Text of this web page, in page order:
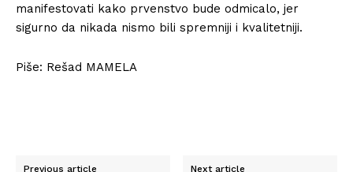
manifestovati kako prvenstvo bude odmicalo, jer
sigurno da nikada nismo bili spremniji i kvalitetniji.
Piše: Rešad MAMELA
Previous article Next article